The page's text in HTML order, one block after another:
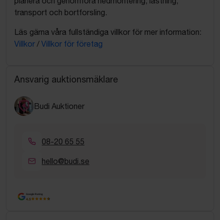
transport och bortforsling.
Läs gärna våra fullständiga villkor för mer information:
Villkor / Villkor för företag
Ansvarig auktionsmäklare
Budi Auktioner
08-20 65 55
hello@budi.se
Google Rating
4.5